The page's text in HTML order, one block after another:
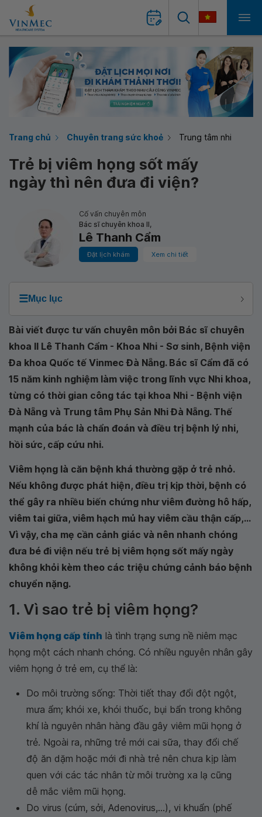
Trang chủ Chuyên trang sức khoẻ Trung tâm nhi
Trẻ bị viêm họng sốt mấy
ngày thì nên đưa đi viện?
Cố vấn chuyên môn
Bác sĩ chuyên khoa II,
Lê Thanh Cẩm
Đặt lịch khám Xem chi tiết
☰Mục lục
Bài viết được tư vấn chuyên môn bởi Bác sĩ chuyên
khoa II Lê Thanh Cẩm - Khoa Nhi - Sơ sinh, Bệnh viện
Đa khoa Quốc tế Vinmec Đà Nẵng. Bác sĩ Cẩm đã có
15 năm kinh nghiệm làm việc trong lĩnh vực Nhi khoa,
từng có thời gian công tác tại khoa Nhi - Bệnh viện
Đà Nẵng và Trung tâm Phụ Sản Nhi Đà Nẵng. Thế
mạnh của bác là chẩn đoán và điều trị bệnh lý nhi,
hồi sức, cấp cứu nhi.
Viêm họng là căn bệnh khá thường gặp ở trẻ nhỏ.
Nếu không được phát hiện, điều trị kịp thời, bệnh có
thể gây ra nhiều biến chứng như viêm đường hô hấp,
viêm tai giữa, viêm hạch mủ hay viêm cầu thận cấp,...
Vì vậy, cha mẹ cần cảnh giác và nên nhanh chóng
đưa bé đi viện nếu trẻ bị viêm họng sốt mấy ngày
không khỏi kèm theo các triệu chứng cảnh báo bệnh
chuyển nặng.
1. Vì sao trẻ bị viêm họng?
Viêm họng cấp tính là tình trạng sưng nề niêm mạc
họng một cách nhanh chóng. Có nhiều nguyên nhân gây
viêm họng ở trẻ em, cụ thể là:
Do môi trường sống: Thời tiết thay đổi đột ngột,
mưa ẩm; khói xe, khói thuốc, bụi bẩn trong không
khí là nguyên nhân hàng đầu gây viêm mũi họng ở
trẻ. Ngoài ra, những trẻ mới cai sữa, thay đổi chế
độ ăn dặm hoặc mới đi nhà trẻ nên chưa kịp làm
quen với các tác nhân từ môi trường xa lạ cũng
dễ mắc viêm mũi họng.
Do virus (cúm, sởi, Adenovirus,...), vi khuẩn (phế